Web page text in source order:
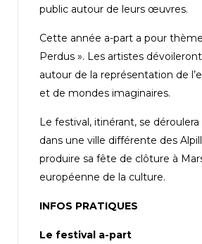
public autour de leurs œuvres.
Cette année a-part a pour
Perdus ». Les artistes
autour de la représentation de
et de mondes imaginaires.
Le festival, itinérant, se
dans une ville différente des
produire sa fête de clôture à
européenne de la culture.
INFOS PRATIQUES
Le festival a-part